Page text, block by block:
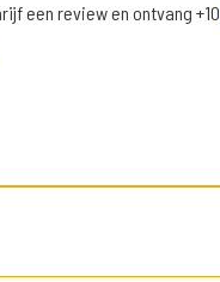
een review en ontvang +10